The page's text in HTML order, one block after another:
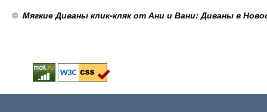
© Мягкие Диваны клик-кляк от Ани и Вани: Диваны в